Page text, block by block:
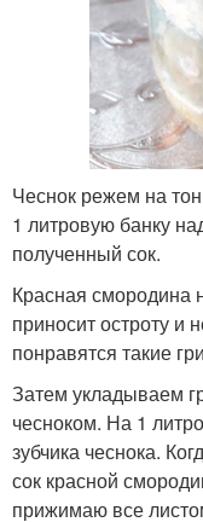
Чеснок режем на
1 литровую банку
полученный сок.
Красная смородина
приносит остроту и
понравятся такие
Затем укладываем
чесноком. На 1
зубчика чеснока.
сок красной
прижимаю все